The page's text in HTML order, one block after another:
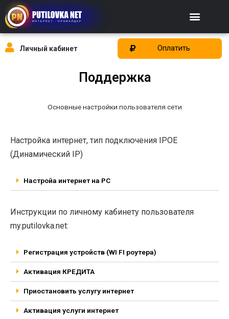
Личный кабинет Оплатить
Поддержка
Основные настройки пользователя сети
Настройка интернет, тип подключения IPOE
(Динамический IP)
Настройа интернет на PC
Инструкции по личному кабинету пользователя
my.putilovka.net:
Регистрация устройств (WI FI роутера)
Активация КРЕДИТА
Приостановить услугу интернет
Активация услуги интернет